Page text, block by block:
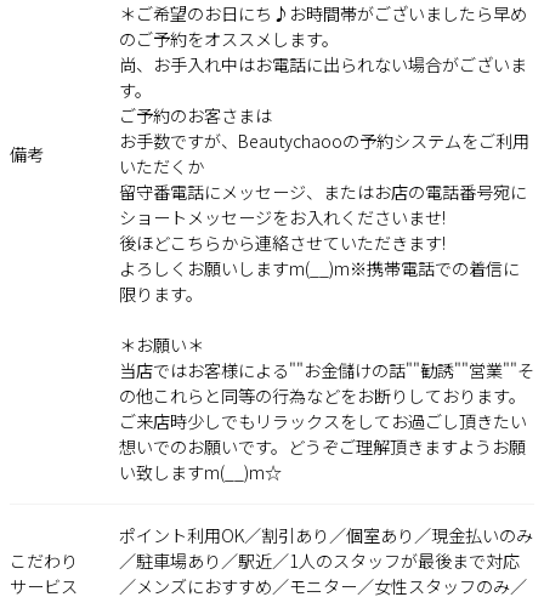
備考
＊ご希望のお日にち♪お時間帯がございましたら早め
のご予約をオススメします。
尚、お手入れ中はお電話に出られない場合がございま
す。
ご予約のお客さまは
お手数ですが、Beautychaooの予約システムをご利用
いただくか
留守番電話にメッセージ、またはお店の電話番号宛に
ショートメッセージをお入れくださいませ!
後ほどこちらから連絡させていただきます!
よろしくお願いしますm(__)m※携帯電話での着信に
限ります。
＊お願い＊
当店ではお客様による""お金儲けの話""勧誘""営業""そ
の他これらと同等の行為などをお断りしております。
ご来店時少しでもリラックスをしてお過ごし頂きたい
想いでのお願いです。どうぞご理解頂きますようお願
い致しますm(__)m☆
こだわり
サービス
ポイント利用OK／割引あり／個室あり／現金払いのみ
／駐車場あり／駅近／1人のスタッフが最後まで対応
／メンズにおすすめ／モニター／女性スタッフのみ／